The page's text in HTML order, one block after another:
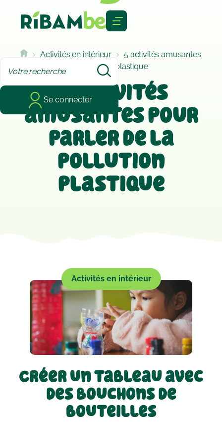
Se connecter
Activités en intérieur
5 activités amusantes
pour parler de la pollution plastique
5 activités
amusantes pour
parler de la
pollution
plastique
Activités en intérieur
Créer un tableau avec
des bouchons de
bouteilles
Cookies management panel